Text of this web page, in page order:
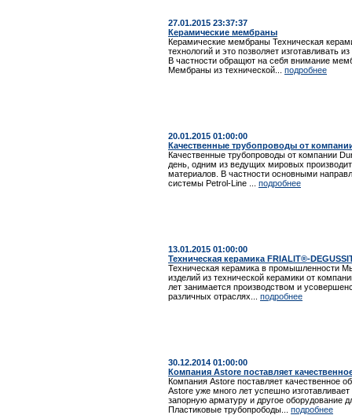
27.01.2015 23:37:37
Керамические мембраны
Керамические мембраны Техническая
технологий и это позволяет изготавливать
В частности обращют на себя внимание
Мембраны из технической... подробнее
20.01.2015 01:00:00
Качественные трубопроводы от
Качественные трубопроводы от компании
день, одним из ведущих мировых
материалов. В частности основными
системы Petrol-Line ... подробнее
13.01.2015 01:00:00
Техническая керамика FRIALIT®-
Техническая керамика в промышленности
изделий из технической керамики от
лет занимается производством и
различных отраслях... подробнее
30.12.2014 01:00:00
Компания Astore поставляет
Компания Astore поставляет качественное
Astore уже много лет успешно
запорную арматуру и другое
Пластиковые трубопрободы... подробнее